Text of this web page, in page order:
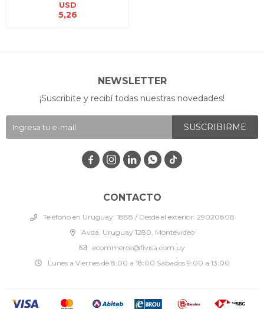
USD
5,26
CONTACTO
Teléfono en Uruguay: 1888 / Desde el exterior: 29020808
Avda. Uruguay 1280, Montevideo
ecommerce@fivisa.com.uy
Lunes a Viernes de 8:00 a 18:00 Sábados 9:00 a 13:00
NEWSLETTER
¡Suscribite y recibí todas nuestras novedades!
SUSCRIBIRME
   